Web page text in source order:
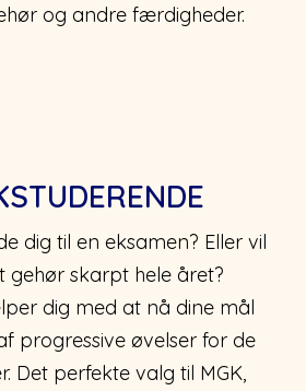
og andre færdigheder.
dig til en eksamen? Eller vil
gehør skarpt hele året?
dig med at nå dine mål
progressive øvelser for de
Det perfekte valg til MGK,